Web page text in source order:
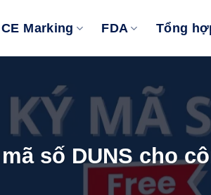
CE Marking FDA Tổng
số DUNS cho